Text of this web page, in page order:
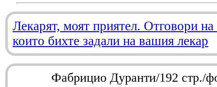
Лекарят, моят приятел. Отговори
които бихте задали на вашия лекар
Фабрицио Дуранти/192 стр./